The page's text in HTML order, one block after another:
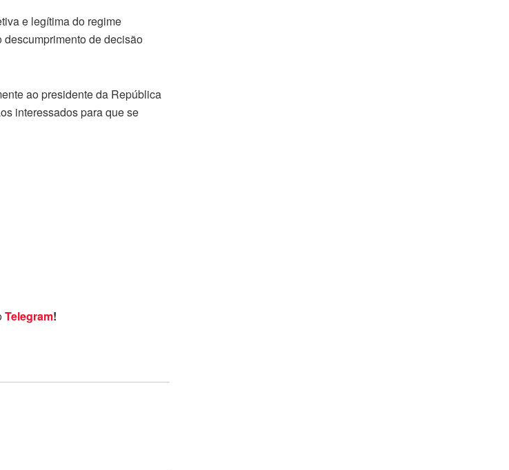
e legítima do regime
de decisão
ao presidente da República
interessados para que se
Telegram!